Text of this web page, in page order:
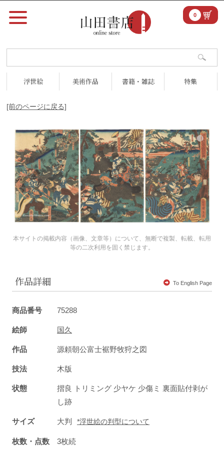
浮世絵 美術作品 書籍・雑誌 特集
0
[前のページに戻る]
本サイトの掲載内容（画像、文章等）について、無断で複製、転載、転用
等の二次利用を固く禁じます。
作品詳細 To English Page
商品番号 75288
絵師 国久
作品 源頼朝公富士裾野牧狩之図
技法 木版
状態
摺良 トリミング 少ヤケ 少傷ミ 裏面貼付剥が
し跡
サイズ 大判 *浮世絵の判型について
枚数・点数 3枚続